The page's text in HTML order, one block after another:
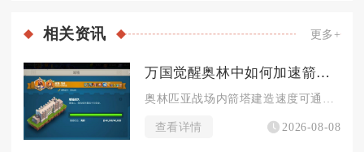
相关资讯 更多+
万国觉醒奥林中如何加速箭塔建造进程
查看详情 2026-08-08